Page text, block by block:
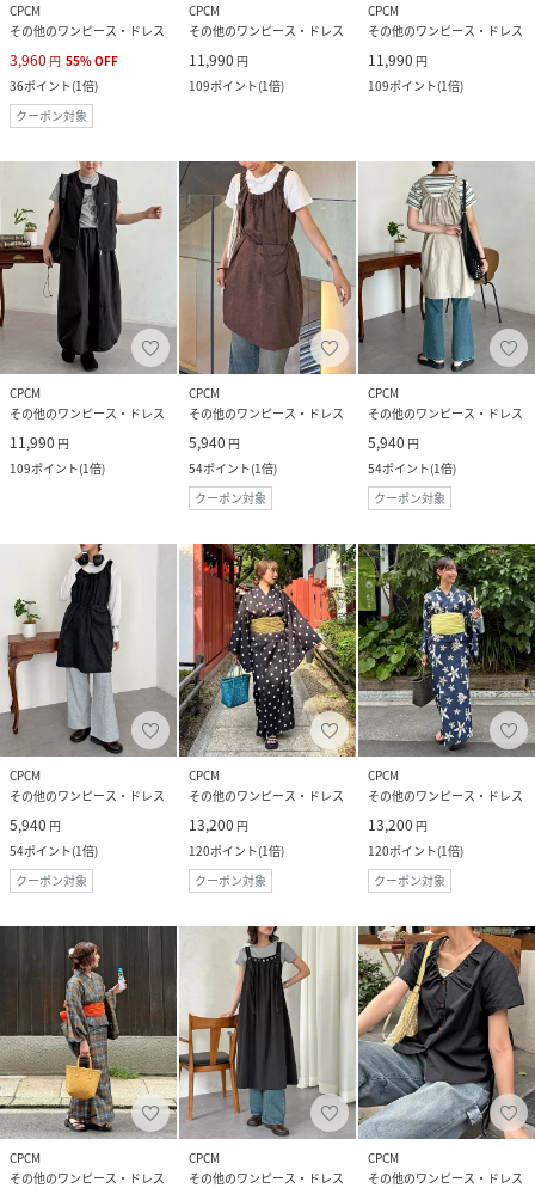
CPCM
その他のワンピース・ドレス
3,960 円 55%OFF
36ポイント(1倍)
クーポン対象
CPCM
その他のワンピース・ドレス
11,990 円
109ポイント(1倍)
CPCM
その他のワンピース・ドレス
11,990 円
109ポイント(1倍)
CPCM
その他のワンピース・ドレス
11,990 円
109ポイント(1倍)
CPCM
その他のワンピース・ドレス
5,940 円
54ポイント(1倍)
クーポン対象
CPCM
その他のワンピース・ドレス
5,940 円
54ポイント(1倍)
クーポン対象
CPCM
その他のワンピース・ドレス
5,940 円
54ポイント(1倍)
クーポン対象
CPCM
その他のワンピース・ドレス
13,200 円
120ポイント(1倍)
クーポン対象
CPCM
その他のワンピース・ドレス
13,200 円
120ポイント(1倍)
クーポン対象
CPCM
その他のワンピース・ドレス
CPCM
その他のワンピース・ドレス
CPCM
その他のワンピース・ドレス